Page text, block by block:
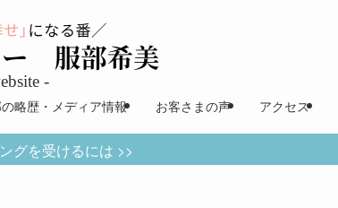
略歴・メディア情報 お客さまの声 アクセス
グを受けるには >>